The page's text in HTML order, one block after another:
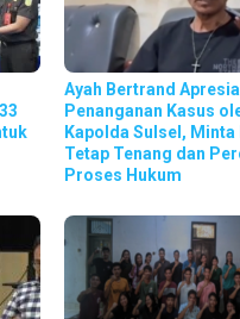
Ayah Bertrand
Penanganan Kasus
Kapolda Sulsel,
Tetap Tenang dan
Proses Hukum